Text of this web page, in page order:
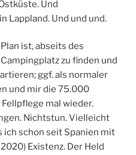
Und
Lappland. Und und und.
ist, abseits des
zu finden und
ggf. als normaler
und mir die 75.000
mal wieder.
Nichtstun. Vielleicht
ich schon seit Spanien mit
Existenz. Der Held